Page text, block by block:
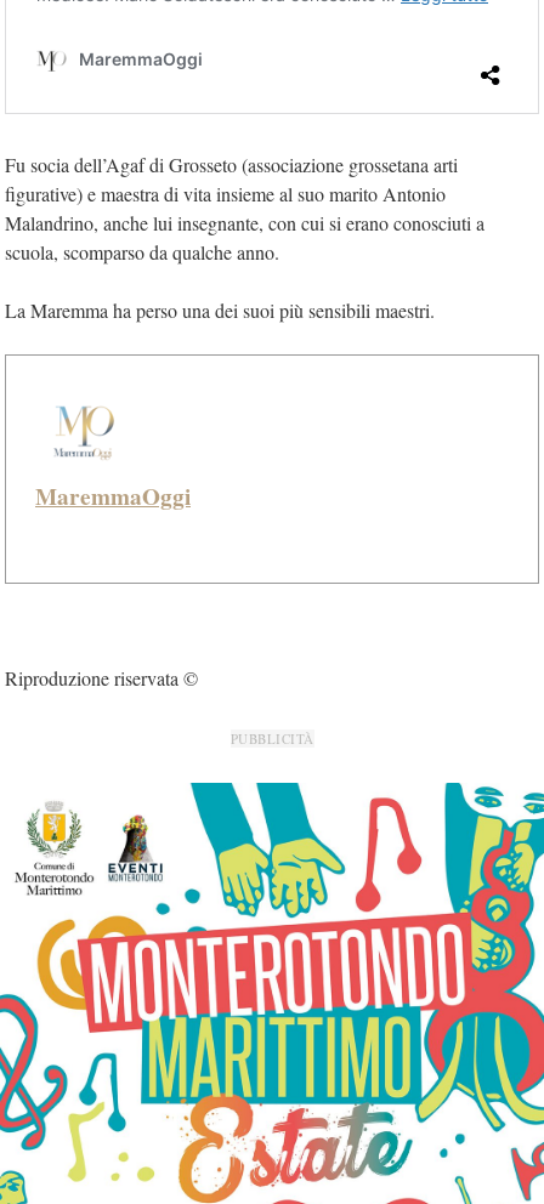
Fu socia dell’Agaf di Grosseto (associazione grossetana arti
figurative) e maestra di vita insieme al suo marito Antonio
Malandrino, anche lui insegnante, con cui si erano conosciuti a
scuola, scomparso da qualche anno.
La Maremma ha perso una dei suoi più sensibili maestri.
MaremmaOggi
Riproduzione riservata ©
PUBBLICITÀ